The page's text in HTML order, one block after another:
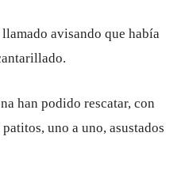
avisando que había
han podido rescatar, con
uno a uno, asustados